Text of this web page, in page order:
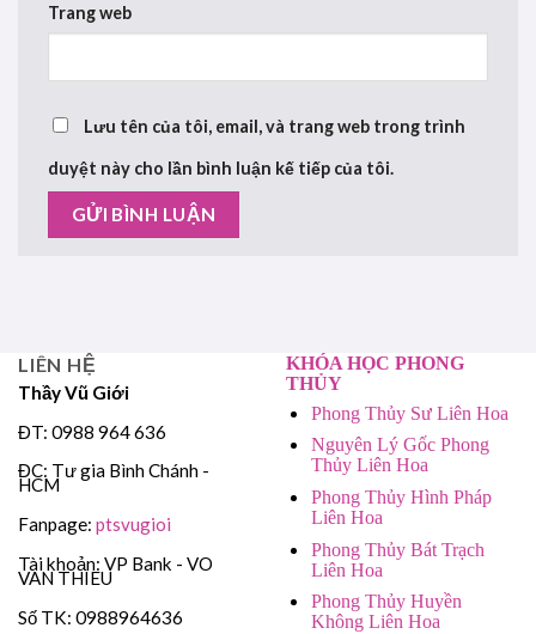
Trang web
Lưu tên của tôi, email, và trang web trong trình
duyệt này cho lần bình luận kế tiếp của tôi.
LIÊN HỆ
Thầy Vũ Giới
ĐT: 0988 964 636
ĐC: Tư gia Bình Chánh -
HCM
Fanpage: ptsvugioi
Tài khoản: VP Bank - VO
VAN THIEU
Số TK: 0988964636
KHÓA HỌC PHONG
THỦY
Phong Thủy Sư Liên Hoa
Nguyên Lý Gốc Phong
Thủy Liên Hoa
Phong Thủy Hình Pháp
Liên Hoa
Phong Thủy Bát Trạch
Liên Hoa
Phong Thủy Huyền
Không Liên Hoa